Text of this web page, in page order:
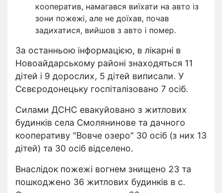
кооператив, намагався виїхати на авто із
зони пожежі, але не доїхав, почав
задихатися, вийшов з авто і помер.
За останньою інформацією, в лікарні в
Новоайдарському районі знаходяться 11
дітей і 9 дорослих, 5 дітей виписали. У
Сєвєродонецьку госпіталізовано 7 осіб.
Силами ДСНС евакуйовано з житлових
будинків села Смолянинове та дачного
кооперативу "Вовче озеро" 30 осіб (з них 13
дітей) та 30 осіб відселено.
Внаслідок пожежі вогнем знищено 23 та
пошкоджено 36 житлових будинків в с.